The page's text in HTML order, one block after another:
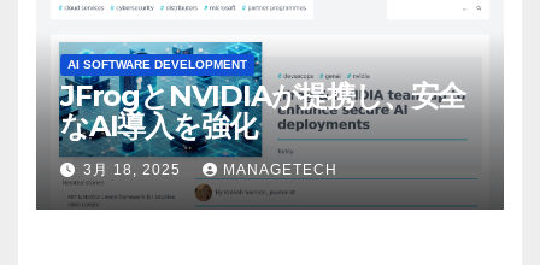
AI SOFTWARE DEVELOPMENT
JFrogとNVIDIAが提携し、安全
なAI導入を強化
3月 18, 2025 MANAGETECH